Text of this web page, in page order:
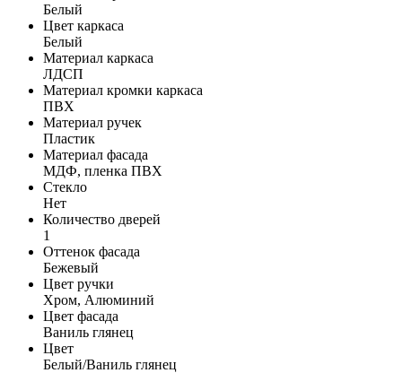
Белый
Цвет каркаса
Белый
Материал каркаса
ЛДСП
Материал кромки каркаса
ПВХ
Материал ручек
Пластик
Материал фасада
МДФ, пленка ПВХ
Стекло
Нет
Количество дверей
1
Оттенок фасада
Бежевый
Цвет ручки
Хром, Алюминий
Цвет фасада
Ваниль глянец
Цвет
Белый/Ваниль глянец